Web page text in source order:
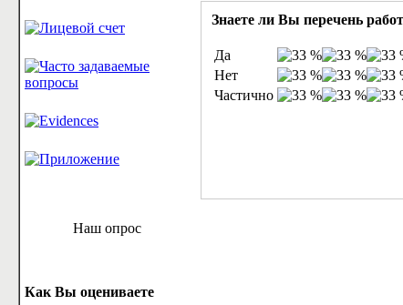
Наш опрос
Как Вы оцениваете
Знаете ли Вы перечень
Да
Нет
Частично